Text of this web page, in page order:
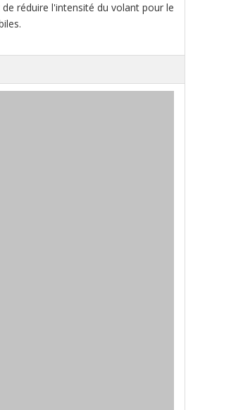
réduire l'intensité du volant pour le